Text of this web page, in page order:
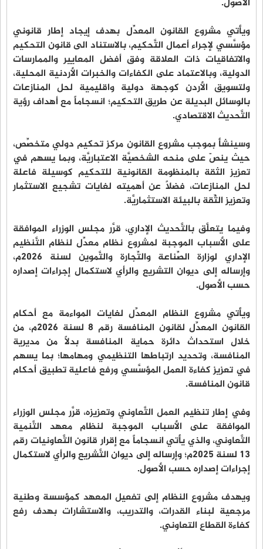
ويأتي مشروع القانون المعدِّل بهدف إيجاد إطار قانوني
مؤسَّسي لإجراء أعمال التَّحكيم، بالاستناد الى قانون التحكيم
والاتفاقيات ذات العلاقة وفق أفضل المعايير والممارسات
الدولية، وبالاعتماد على الكفاءات والخبرات الأردنية المحلية،
ولتسويق الأردن كوجهة دولية واقليمية لحل المنازعات
بالوسائل البديلة عن طريق التحكيم؛ انسجاماً مع أهداف رؤية
التَّحديث الاقتصادي.
وسينشأ بموجب مشروع القانون مركز تحكيم دولي متخصِّص،
حيث ينصّ على منحه الشخصيَّة الاعتباريَّة، وبما يسهم في
تعزيز الثقة بالمنظومة القانونية للتحكيم كوسيلة فاعلة
لحل المنازعات، فضلاً عن أهميته لغايات تشجيع الاستثمار
وتعزيز الثِّقة بالبيئة الاستثماريَّة.
وفيما يتعلَّق بالتَّحديث الإداري، قرَّر مجلس الوزراء الموافقة
على الأسباب الموجبة لمشروع نظام معدِّل لنظام التَّنظيم
الإداري لوزارة الصِّناعة والتِّجارة والتَّموين لسنة 2026م،
وإرساله إلى ديوان التشريع والرأي لاستكمال إجراءات إصداره
حسب الأصول.
ويأتي مشروع النظام المعدِّل لغايات المواءمة مع أحكام
القانون المعدِّل لقانون المنافسة رقم 8 لسنة 2026م، من
خلال استحداث دائرة حماية المنافسة بدلاً من مديرية
المنافسة، وتحديد ارتباطها التنظيمي ومهامها؛ بما يسهم
في تعزيز كفاءة العمل المؤسَّسي ورفع فاعلية تطبيق أحكام
قانون المنافسة.
وفي إطار تنظيم العمل التَّعاوني وتعزيزه، قرَّر مجلس الوزراء
الموافقة على الأسباب الموجبة لنظام معهد التَّنمية
التَّعاوني، والذي يأتي انسجاماً مع إقرار قانون التَّعاونيات رقم
13 لسنة 2025م؛ وإرساله إلى ديوان التَّشريع والرأي لاستكمال
إجراءات إصداره حسب الأصول.
ويهدف مشروع النظام إلى تفعيل المعهد كمؤسسة وطنية
مرجعية لبناء القدرات، والتدريب، والاستشارات بهدف رفع
كفاءة القطاع التعاوني.